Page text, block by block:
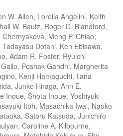
W. Allen, Lorella Angelini, Keith
W. Bautz, Roger D. Blandford,
Meng P. Chiao,
Dotani, Ken Ebisawa,
Adam R. Foster, Ryuichi
Poshak Gandhi, Margherita
Kenji Hamaguchi, Ilana
Junko Hiraga, Ann E.
Inoue, Shota Inoue, Yoshiyuki
Itoh, Masachika Iwai, Naoko
Satoru Katsuda, Junichiro
Caroline A. Kilbourne,